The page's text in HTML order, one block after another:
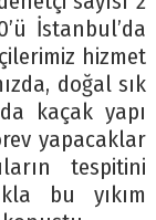
İstanbul’da
hizmet
doğal sık
kaçak yapı
yapacaklar
tespitini
bu yıkım